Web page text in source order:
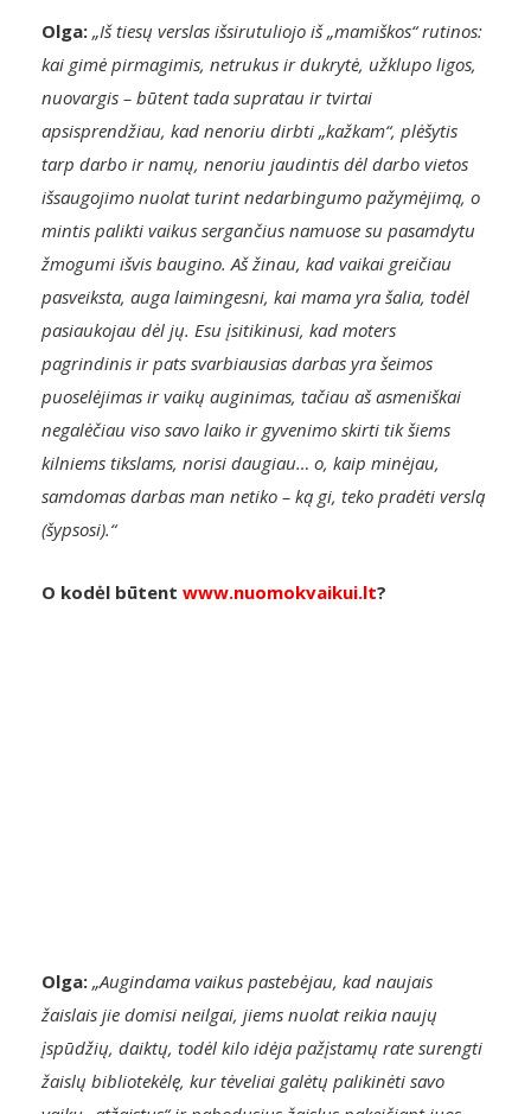
Olga: „Iš tiesų verslas išsirutuliojo iš „mamiškos“ rutinos:
kai gimė pirmagimis, netrukus ir dukrytė, užklupo ligos,
nuovargis – būtent tada supratau ir tvirtai
apsisprendžiau, kad nenoriu dirbti „kažkam“, plėšytis
tarp darbo ir namų, nenoriu jaudintis dėl darbo vietos
išsaugojimo nuolat turint nedarbingumo pažymėjimą, o
mintis palikti vaikus sergančius namuose su pasamdytu
žmogumi išvis baugino. Aš žinau, kad vaikai greičiau
pasveiksta, auga laimingesni, kai mama yra šalia, todėl
pasiaukojau dėl jų. Esu įsitikinusi, kad moters
pagrindinis ir pats svarbiausias darbas yra šeimos
puoselėjimas ir vaikų auginimas, tačiau aš asmeniškai
negalėčiau viso savo laiko ir gyvenimo skirti tik šiems
kilniems tikslams, norisi daugiau… o, kaip minėjau,
samdomas darbas man netiko – ką gi, teko pradėti verslą
(šypsosi).“
O kodėl būtent www.nuomokvaikui.lt?
Olga: „Augindama vaikus pastebėjau, kad naujais
žaislais jie domisi neilgai, jiems nuolat reikia naujų
įspūdžių, daiktų, todėl kilo idėja pažįstamų rate surengti
žaislų bibliotekėlę, kur tėveliai galėtų palikinėti savo